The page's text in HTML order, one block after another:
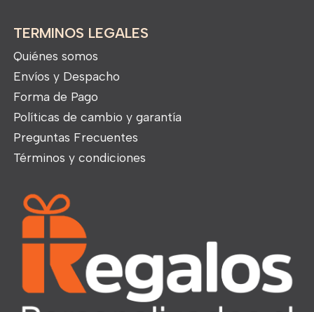
TERMINOS LEGALES
Quiénes somos
Envíos y Despacho
Forma de Pago
Políticas de cambio y garantía
Preguntas Frecuentes
Términos y condiciones